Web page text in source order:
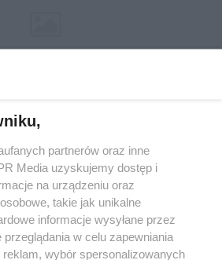
w serwisie nie może być powielany i
rozpowszechniany w jakikolwiek sposób (w
mechaniczny) na jakimkolwiek polu
formie, włącznie z umieszczaniem w
właściciela praw. Jakiekolwiek użycie lub
lub w części z naruszeniem prawa,
zabronione pod groźbą kary i może być
partnerów oraz inne
Media uzyskujemy dostęp i
na urządzeniu oraz
takie jak unikalne
informacje wysyłane przez
w celu zapewniania
wybór spersonalizowanych